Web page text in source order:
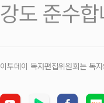
강도 준수
이투데이 독자편집위원회는 독